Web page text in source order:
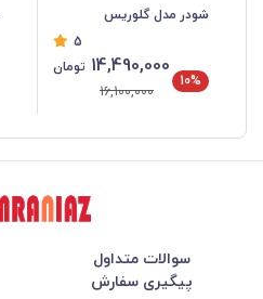
شودر مدل گلوریس
5
10%
14,490,000 تومان
16,100,000
سوالات متداول
پیگیری سفارش